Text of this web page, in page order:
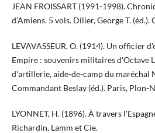
JEAN FROISSART (1991-1998).
d’Amiens. 5 vols. Diller, George T. (éd.).
LEVAVASSEUR, O. (1914). Un officier
Empire : souvenirs militaires d'Octave
d'artillerie, aide-de-camp du maréchal
Commandant Beslay (éd.). Paris, Plon-
LYONNET, H. (1896). À travers
Richardin, Lamm et Cie.